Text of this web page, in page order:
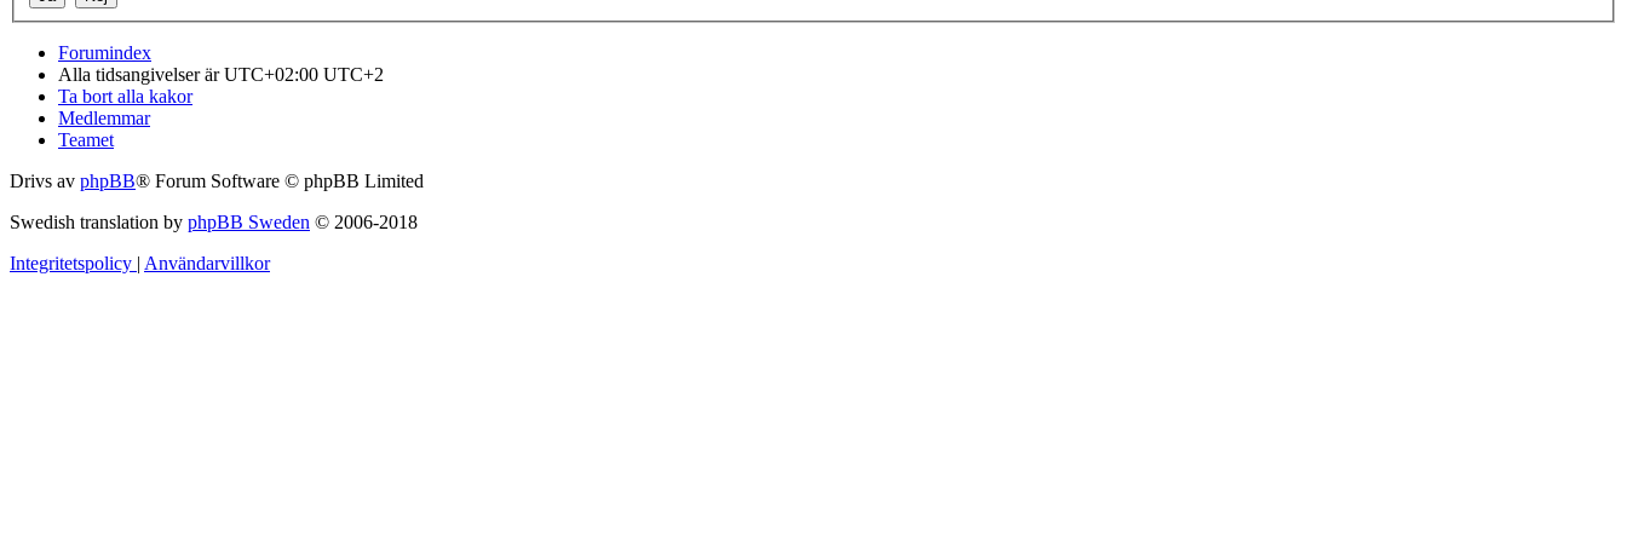
Forumindex
Alla tidsangivelser är UTC+02:00 UTC+2
Ta bort alla kakor
Medlemmar
Teamet
Drivs av phpBB® Forum Software © phpBB Limited
Swedish translation by phpBB Sweden © 2006-2018
Integritetspolicy | Användarvillkor